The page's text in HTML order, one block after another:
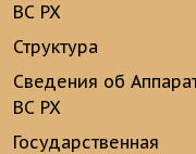
ВС РХ
Структура
Сведения об
ВС РХ
Государственная